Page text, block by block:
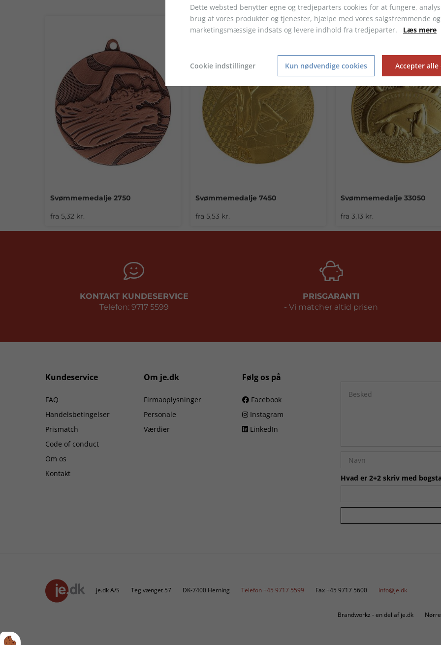
Svømmemedalje 2750
fra 5,32 kr.
Svømmemedalje 7450
fra 5,53 kr.
Svømmemedalje 33050
fra 3,13 kr.
KONTAKT KUNDESERVICE
Telefon: 9717 5599
PRISGARANTI
- Vi matcher altid prisen
Kundeservice
FAQ
Handelsbetingelser
Prismatch
Code of conduct
Om os
Kontakt
Om je.dk
Firmaoplysninger
Personale
Værdier
Følg os på
Facebook
Instagram
LinkedIn
Hvad er 2+2 skriv med
je.dk A/S Teglvænget 57 DK-7400 Herning Telefon +45 9717 5599 Fax +45 9717 5600 info@je.dk
Brandworkz - en del af je.dk
Dette websted benytter egne og tredjeparters cookies for at fungere,
brug af vores produkter og tjenester, hjælpe med vores salgsfremmende og
marketingsmæssige indsats og levere indhold fra tredjeparter. Læs mere
Cookie indstillinger Kun nødvendige cookies Accepter alle